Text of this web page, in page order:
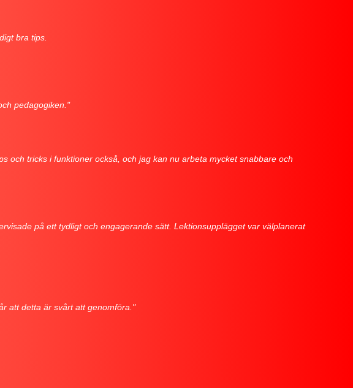
bra tips.
pedagogiken."
och tricks i funktioner också, och jag kan nu arbeta mycket snabbare och
på ett tydligt och engagerande sätt. Lektionsupplägget var välplanerat
att detta är svårt att genomföra."